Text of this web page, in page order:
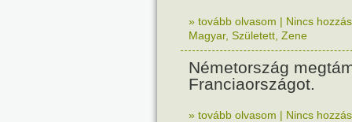
» tovább olvasom | Nincs
Magyar, Született Zene
Németország
Franciaországot.
» tovább olvasom | Nincs